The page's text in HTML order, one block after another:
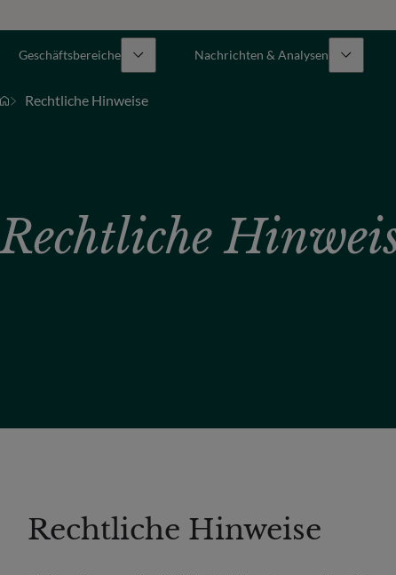
Geschäftsbereiche Nachrichten & Analysen
Rechtliche Hinweise
Rechtliche
Rechtliche Hinweise